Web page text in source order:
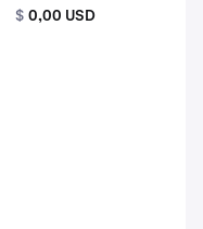
$ 0,00 USD